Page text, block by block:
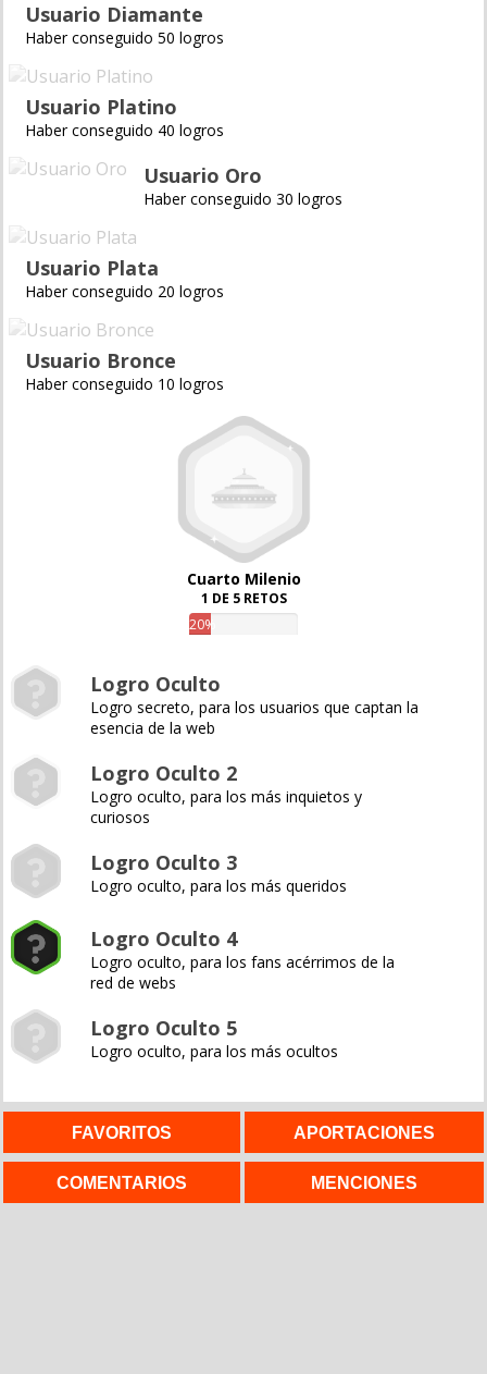
Usuario Diamante
Haber conseguido 50 logros
Usuario Platino
Haber conseguido 40 logros
Usuario Oro
Haber conseguido 30 logros
Usuario Plata
Haber conseguido 20 logros
Usuario Bronce
Haber conseguido 10 logros
Cuarto Milenio
1 DE 5 RETOS
20%
Logro Oculto
Logro secreto, para los usuarios que captan la
esencia de la web
Logro Oculto 2
Logro oculto, para los más inquietos y
curiosos
Logro Oculto 3
Logro oculto, para los más queridos
Logro Oculto 4
Logro oculto, para los fans acérrimos de la
red de webs
Logro Oculto 5
Logro oculto, para los más ocultos
FAVORITOS APORTACIONES
COMENTARIOS MENCIONES